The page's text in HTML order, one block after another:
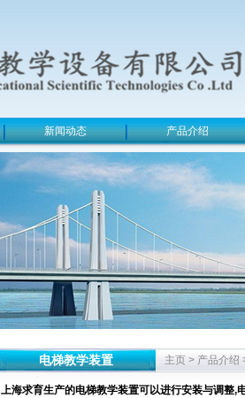
新闻动态 产品介绍
电梯教学装置 主页 > 产品介绍
上海求育生产的电梯教学装置可以进行安装与调整,